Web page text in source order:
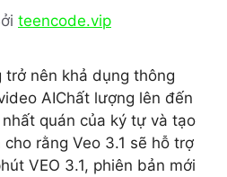
teencode.vip
trở nên khả dụng thông
AIChất lượng lên đến
quán của ký tự và tạo
rằng Veo 3.1 sẽ hỗ trợ
VEO 3.1, phiên bản mới